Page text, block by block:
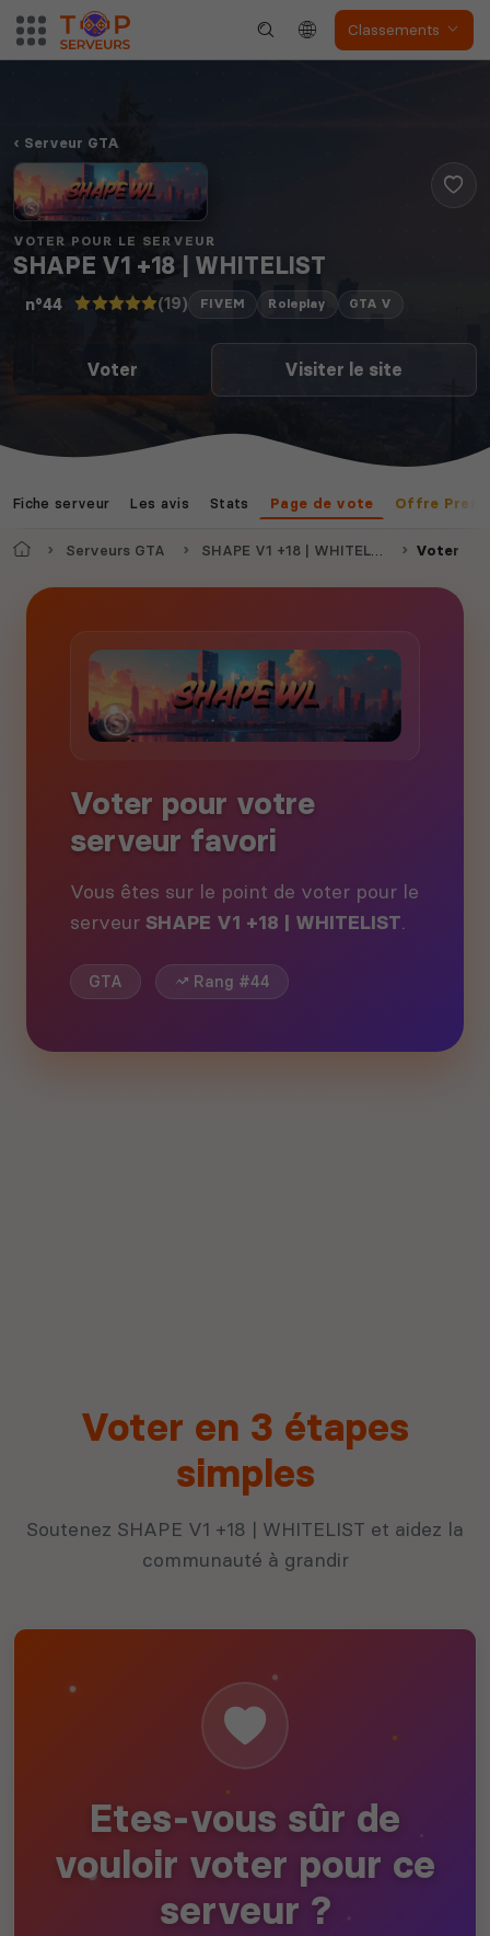
Classements
Serveur GTA
VOTER POUR LE SERVEUR
SHAPE V1 +18 | WHITELIST
n°44 (19) FIVEM Roleplay GTA V
Voter Visiter le site
Fiche serveur Les avis Stats Page de vote Offre
AccueilServeurs GTA SHAPE V1 +18 | WHITELIST Voter
Voter pour votre
serveur favori
Vous êtes sur le point de voter pour le
serveur SHAPE V1 +18 | WHITELIST.
GTA Rang #44
Voter en 3 étapes
simples
Soutenez SHAPE V1 +18 | WHITELIST et aidez la
communauté à grandir
Etes-vous sûr de
vouloir voter pour ce
serveur ?